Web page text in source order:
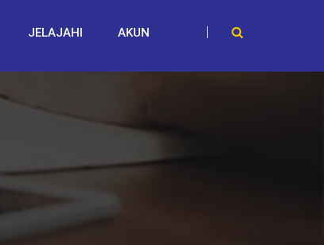
JELAJAHI AKUN